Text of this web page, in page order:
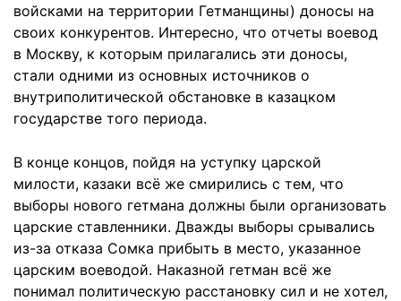
войсками на территории Гетманщины) доносы на
своих конкурентов. Интересно, что отчеты воевод
в Москву, к которым прилагались эти доносы,
стали одними из основных источников о
внутриполитической обстановке в казацком
государстве того периода.
В конце концов, пойдя на уступку царской
милости, казаки всё же смирились с тем, что
выборы нового гетмана должны были организовать
царские ставленники. Дважды выборы срывались
из-за отказа Сомка прибыть в место, указанное
царским воеводой. Наказной гетман всё же
понимал политическую расстановку сил и не хотел,